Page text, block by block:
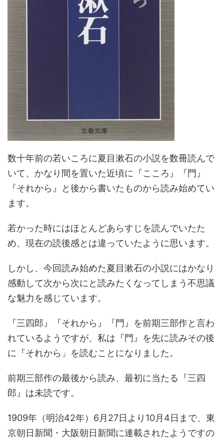
数十年前の若いころに夏目漱石の小説を数冊読んで
いて、かなり間を置いた近頃に『こころ』『門』
『それから』と後から書いたものから読み始めてい
ます。
若かった時にはほとんどあらすじを読んでいたた
め、現在の読後感とは違っていたように思います。
しかし、今回読み始めた夏目漱石の小説にはかなり
感動して次から次にと読みたくなってしまう不思議
な魅力を感じています。
『三四郎』『それから』『門』を前期三部作と言わ
れているようですが、私は『門』を先に読みその後
に『それから」を読むことになりました。
前期三部作の最後から読み、最初に当たる『三四
郎』は未読です。
1909年（明治42年）6月27日より10月4日まで、東
京朝日新聞・大阪朝日新聞に連載されたようですの